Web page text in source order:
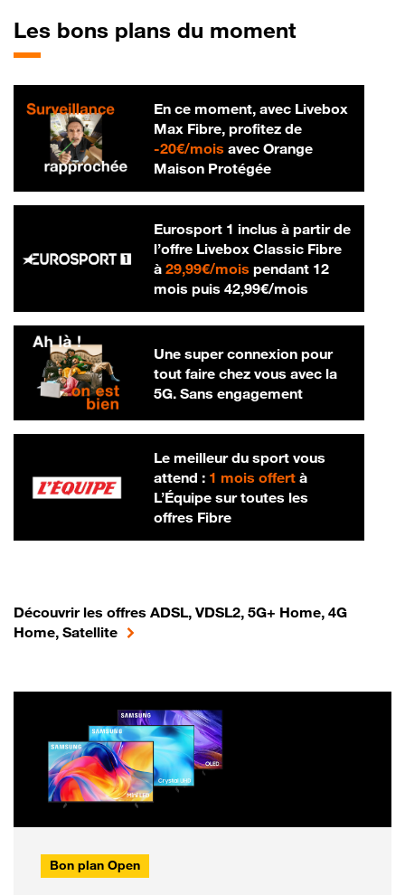
Les bons plans du moment
En ce moment, avec Livebox
Max Fibre, profitez de
-20€/mois20 € par mois
avec Orange
Maison Protégée
Eurosport 1 inclus à partir de
l’offre Livebox Classic Fibre
à 29,99€/mois29,99 € par mois
pendant 12
mois puis 42,99€/mois42,99 € par
Une super connexion pour
tout faire chez vous avec la
5G. Sans engagement
Le meilleur du sport vous
attend : 1 mois offertà
L’Équipe sur toutes les
offres Fibre
Découvrir les offres ADSL, VDSL2, 5G+ Home, 4G
Home, Satellite
Bon plan Open